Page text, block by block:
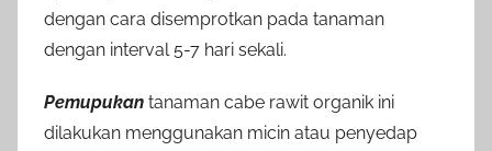
dengan cara disemprotkan pada tanaman
dengan interval 5-7 hari sekali.
Pemupukan tanaman cabe rawit organik ini
dilakukan menggunakan micin atau penyedap